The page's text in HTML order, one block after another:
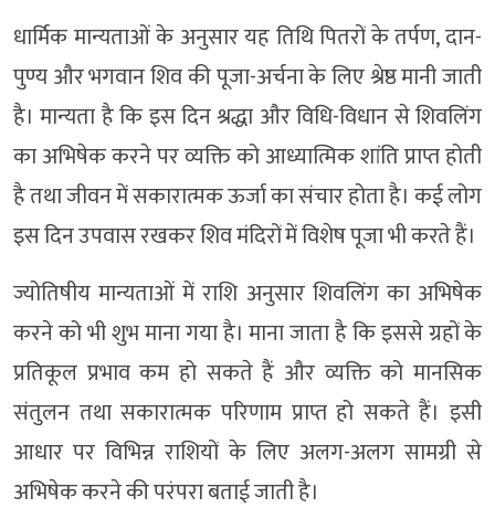
धार्मिक मान्यताओं के अनुसार यह तिथि पितरों के तर्पण, दान-
पुण्य और भगवान शिव की पूजा-अर्चना के लिए श्रेष्ठ मानी जाती
है। मान्यता है कि इस दिन श्रद्धा और विधि-विधान से शिवलिंग
का अभिषेक करने पर व्यक्ति को आध्यात्मिक शांति प्राप्त होती
है तथा जीवन में सकारात्मक ऊर्जा का संचार होता है। कई लोग
इस दिन उपवास रखकर शिव मंदिरों में विशेष पूजा भी करते हैं।
ज्योतिषीय मान्यताओं में राशि अनुसार शिवलिंग का अभिषेक
करने को भी शुभ माना गया है। माना जाता है कि इससे ग्रहों के
प्रतिकूल प्रभाव कम हो सकते हैं और व्यक्ति को मानसिक
संतुलन तथा सकारात्मक परिणाम प्राप्त हो सकते हैं। इसी
आधार पर विभिन्न राशियों के लिए अलग-अलग सामग्री से
अभिषेक करने की परंपरा बताई जाती है।